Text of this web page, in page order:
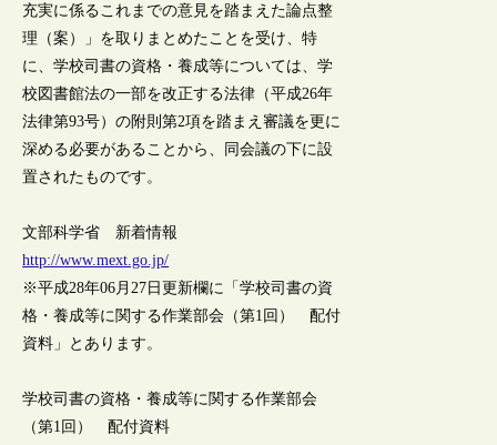
充実に係るこれまでの意見を踏まえた論点整
理（案）」を取りまとめたことを受け、特
に、学校司書の資格・養成等については、学
校図書館法の一部を改正する法律（平成26年
法律第93号）の附則第2項を踏まえ審議を更に
深める必要があることから、同会議の下に設
置されたものです。
文部科学省 新着情報
http://www.mext.go.jp/
※平成28年06月27日更新欄に「学校司書の資
格・養成等に関する作業部会（第1回） 配付
資料」とあります。
学校司書の資格・養成等に関する作業部会
（第1回） 配付資料